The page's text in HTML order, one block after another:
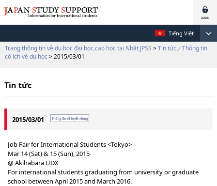
Tiếng Việt
Trang thông tin về du học đại học,cao học tại Nhật JPSS > Tin tức／Thông tin
có ích về du học > 2015/03/01
Tin tức
2015/03/01
Job Fair for International Students <Tokyo>
Mar 14 (Sat) & 15 (Sun), 2015
@ Akihabara UDX
For international students graduating from university or graduate
school between April 2015 and March 2016.